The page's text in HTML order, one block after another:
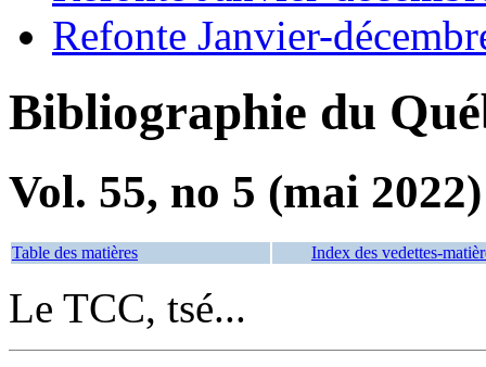
Refonte Janvier-
Bibliographie du
Vol. 55, no 5 (mai 2022)
Table des matières Index des vedettes-
Le TCC, tsé...